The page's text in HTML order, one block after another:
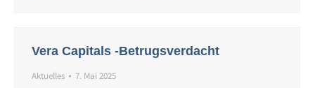
Vera Capitals -Betrugsverdacht
Aktuelles 7. Mai 2025